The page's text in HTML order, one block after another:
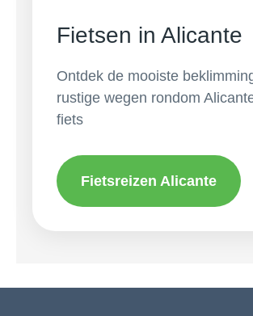
Fietsen in Alicante
Ontdek de mooiste
rustige wegen rondom
fiets
Fietsreizen Alicante